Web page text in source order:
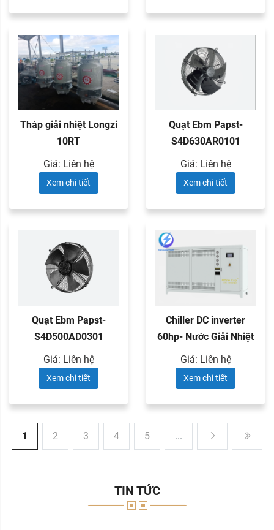
Tháp giải nhiệt Longzi
10RT
Giá: Liên hệ
Xem chi tiết
Quạt Ebm Papst-
S4D630AR0101
Giá: Liên hệ
Xem chi tiết
Quạt Ebm Papst-
S4D500AD0301
Giá: Liên hệ
Xem chi tiết
Chiller DC inverter
60hp- Nước Giải Nhiệt
Giá: Liên hệ
Xem chi tiết
1 2 3 4 5 ...
TIN TỨC